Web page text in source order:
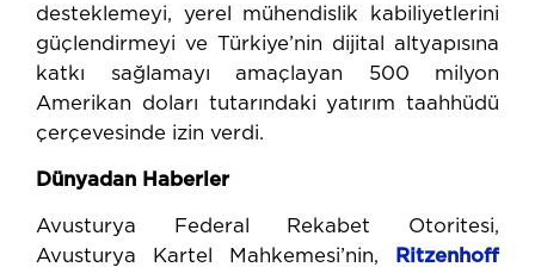
desteklemeyi, yerel mühendislik kabiliyetlerini
güçlendirmeyi ve Türkiye’nin dijital altyapısına
katkı sağlamayı amaçlayan 500 milyon
Amerikan doları tutarındaki yatırım taahhüdü
çerçevesinde izin verdi.
Dünyadan Haberler
Avusturya Federal Rekabet Otoritesi,
Avusturya Kartel Mahkemesi’nin,
Ritzenhoff